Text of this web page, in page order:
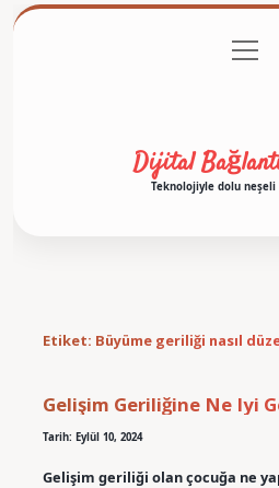
Gizlilikmenüyü
aç
Dijital
Teknolojiyle dolu neşeli
Etiket: Büyüme geriliği nasıl
Gelişim Geriliğine Ne Iyi
Tarih: Eylül 10, 2024
Gelişim geriliği olan çocuğa ne